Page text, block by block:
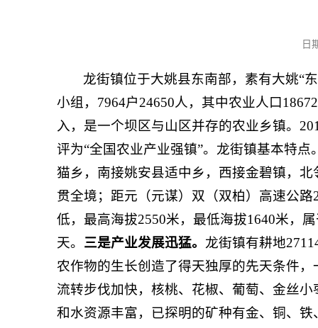
日
龙街镇位于大姚县东南部，素有大姚“
小组，7964户24650人，其中农业人口
入，是一个坝区与山区并存的农业乡镇。
评为“全国农业产业强镇”。龙街镇基本特点
猫乡，南接姚安县适中乡，西接金碧镇，
贯全境；距元（元谋）双（双柏）高速公
低，最高海拔2550米，最低海拔1640米，
天。 三是产业发展迅猛。 龙街镇有耕地
农作物的生长创造了得天独厚的先天条件
流转步伐加快，核桃、花椒、葡萄、金丝
和水资源丰富，已探明的矿种有金、铜、